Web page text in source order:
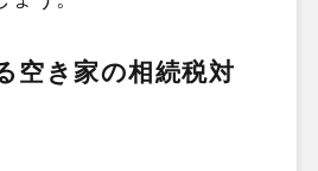
空き家の相続税対